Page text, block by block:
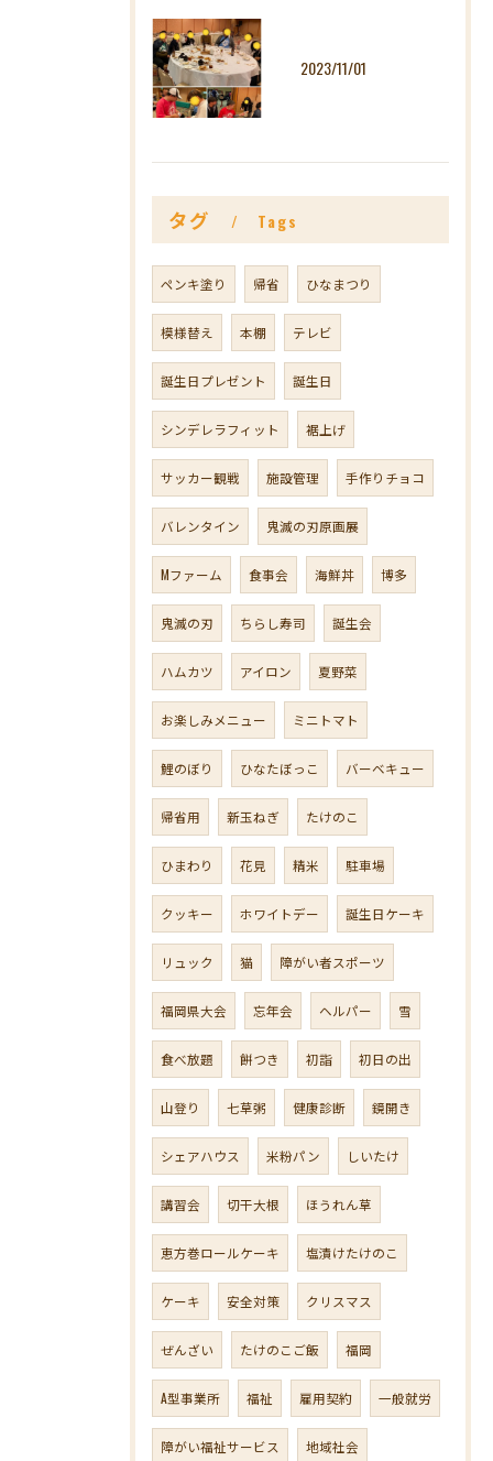
2023/11/01
タグ Tags
ペンキ塗り 帰省 ひなまつり
模様替え 本棚 テレビ
誕生日プレゼント 誕生日
シンデレラフィット 裾上げ
サッカー観戦 施設管理 手作りチョコ
バレンタイン 鬼滅の刃原画展
Mファーム 食事会 海鮮丼 博多
鬼滅の刃 ちらし寿司 誕生会
ハムカツ アイロン 夏野菜
お楽しみメニュー ミニトマト
鯉のぼり ひなたぼっこ バーベキュー
帰省用 新玉ねぎ たけのこ
ひまわり 花見 精米 駐車場
クッキー ホワイトデー 誕生日ケーキ
リュック 猫 障がい者スポーツ
福岡県大会 忘年会 ヘルパー 雪
食べ放題 餅つき 初詣 初日の出
山登り 七草粥 健康診断 鏡開き
シェアハウス 米粉パン しいたけ
講習会 切干大根 ほうれん草
恵方巻ロールケーキ 塩漬けたけのこ
ケーキ 安全対策 クリスマス
ぜんざい たけのこご飯 福岡
A型事業所 福祉 雇用契約 一般就労
障がい福祉サービス 地域社会